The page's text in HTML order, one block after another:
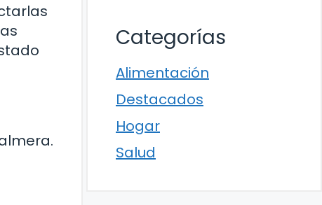
Categorías
Alimentación
Destacados
Hogar
Salud